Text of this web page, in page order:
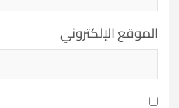
الموقع الإلكتروني